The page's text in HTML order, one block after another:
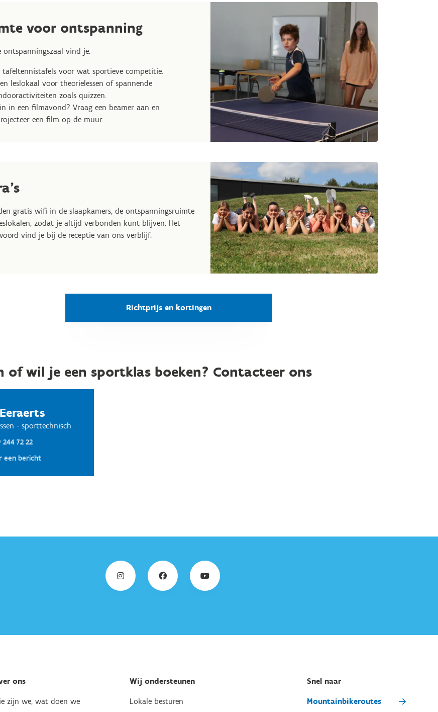
voor ontspanning
ontspanningszaal vind je:
tafeltennistafels voor wat sportieve competitie.
leslokaal voor theorielessen of spannende
zoals quizzen.
in een filmavond? Vraag een beamer aan en
een film op de muur.
gratis wifi in de slaapkamers, de ontspanningsruimte
zodat je altijd verbonden kunt blijven. Het
vind je bij de receptie van ons verblijf.
Richtprijs en kortingen
of wil je een sportklas boeken? Contacteer ons
- sporttechnisch
244 72 22
een bericht
ons
zijn we, wat doen we
Wij ondersteunen
Lokale besturen
Snel naar
Mountainbikeroutes